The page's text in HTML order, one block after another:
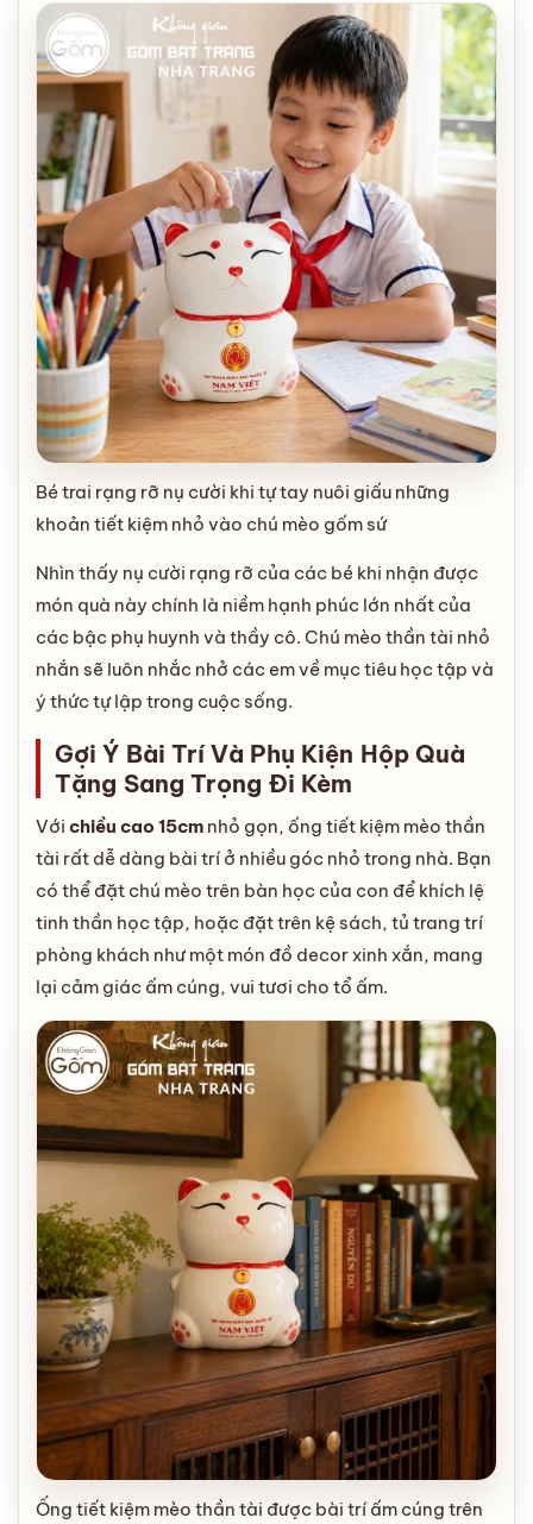
Bé trai rạng rỡ nụ cười khi tự tay nuôi giấu những
khoản tiết kiệm nhỏ vào chú mèo gốm sứ
Nhìn thấy nụ cười rạng rỡ của các bé khi nhận được
món quà này chính là niềm hạnh phúc lớn nhất của
các bậc phụ huynh và thầy cô. Chú mèo thần tài nhỏ
nhắn sẽ luôn nhắc nhở các em về mục tiêu học tập và
ý thức tự lập trong cuộc sống.
Gợi Ý Bài Trí Và Phụ Kiện Hộp Quà
Tặng Sang Trọng Đi Kèm
Với chiều cao 15cm nhỏ gọn, ống tiết kiệm mèo thần
tài rất dễ dàng bài trí ở nhiều góc nhỏ trong nhà. Bạn
có thể đặt chú mèo trên bàn học của con để khích lệ
tinh thần học tập, hoặc đặt trên kệ sách, tủ trang trí
phòng khách như một món đồ decor xinh xắn, mang
lại cảm giác ấm cúng, vui tươi cho tổ ấm.
Ống tiết kiệm mèo thần tài được bài trí ấm cúng trên